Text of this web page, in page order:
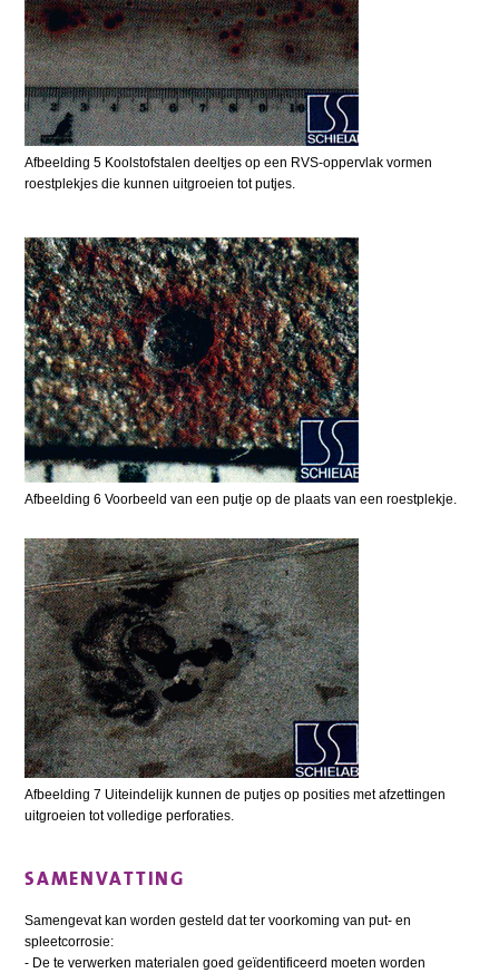
Afbeelding 5 Koolstofstalen deeltjes op een RVS-oppervlak vormen
roestplekjes die kunnen uitgroeien tot putjes.
Afbeelding 6 Voorbeeld van een putje op de plaats van een roestplekje.
Afbeelding 7 Uiteindelijk kunnen de putjes op posities met afzettingen
uitgroeien tot volledige perforaties.
SAMENVATTING
Samengevat kan worden gesteld dat ter voorkoming van put- en
spleetcorrosie:
- De te verwerken materialen goed geïdentificeerd moeten worden